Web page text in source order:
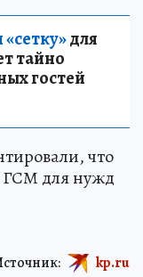
для
тайно
гостей
что
ГСМ для нужд
kp.ru